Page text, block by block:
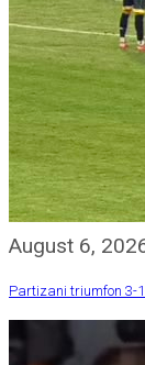
August 6,
Partizani triumfon 3-